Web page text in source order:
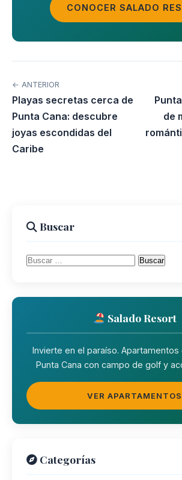
CONOCER SALADO
← ANTERIOR
Playas secretas cerca de
Punta Cana: descubre
joyas escondidas del
Caribe
de
Buscar
Buscar:
Salado Resort
Invierte en el paraíso.
Punta Cana con campo de golf y
VER APARTAMENTOS
Categorías